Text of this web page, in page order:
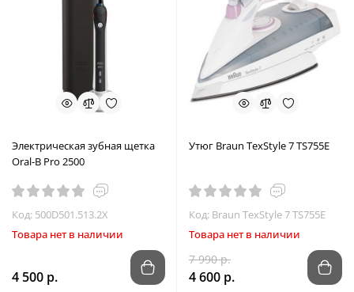
Электрическая зубная щетка
Oral-B Pro 2500
Код: 500D501.513.2X
Товара нет в наличии
4 500 р.
Утюг Braun TexStyle 7 TS755E
Код: Braun TexStyle 7 TS755E
Товара нет в наличии
7 990 р.
4 600 р.